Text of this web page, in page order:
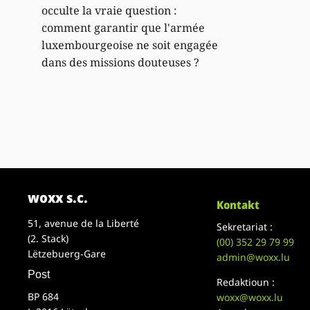
occulte la vraie question :
comment garantir que l'armée
luxembourgeoise ne soit engagée
dans des missions douteuses ?
woxx s.c.
51, avenue de la Liberté
(2. Stack)
Lëtzebuerg-Gare
Post
BP 684
Kontakt
Sekretariat :
(00)352 29 79 99
admin@woxx.lu
Redaktioun :
woxx@woxx.lu